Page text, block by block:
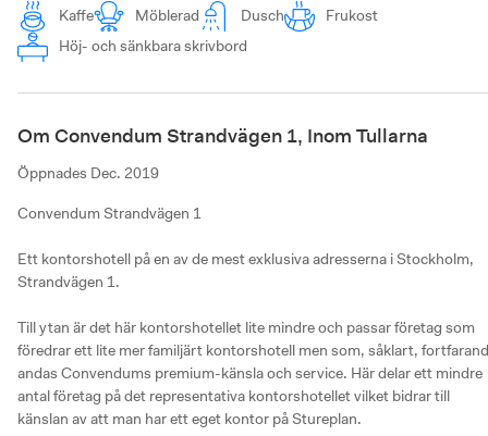
Kaffe Möblerad Dusch
Frukost
Höj- och sänkbara skrivbord
Om Convendum Strandvägen 1, Inom Tullarna
Öppnades Dec. 2019
Convendum Strandvägen 1
Ett kontorshotell på en av de mest exklusiva adresserna i Stockholm,
Strandvägen 1.
Till ytan är det här kontorshotellet lite mindre och passar företag som
föredrar ett lite mer familjärt kontorshotell men som, såklart,
andas Convendums premium-känsla och service. Här delar ett mindre
antal företag på det representativa kontorshotellet vilket bidrar till
känslan av att man har ett eget kontor på Stureplan.